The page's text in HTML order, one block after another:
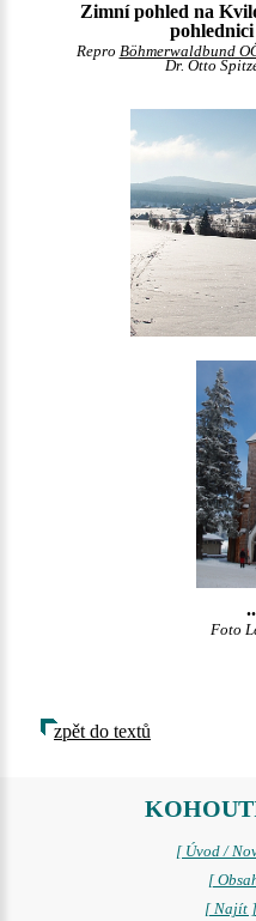
Zimní pohled na
pohlednici
Repro Böhmerwaldbund
Dr. Otto
Foto
zpět do textů
[ Úvod /
[
[ Najít ]